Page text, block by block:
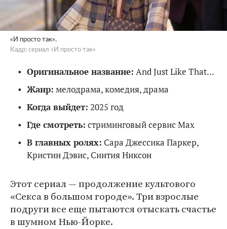
«И просто так».
Кадр: сериал «И просто так»
Оригинальное название: And Just Like That...
Жанр: мелодрама, комедия, драма
Когда выйдет: 2025 год
Где смотреть: стриминговый сервис Max
В главных ролях: Сара Джессика Паркер,
Кристин Дэвис, Синтия Никсон
Этот сериал — продолжение культового
«Секса в большом городе». Три взрослые
подруги все еще пытаются отыскать счастье
в шумном Нью-Йорке.